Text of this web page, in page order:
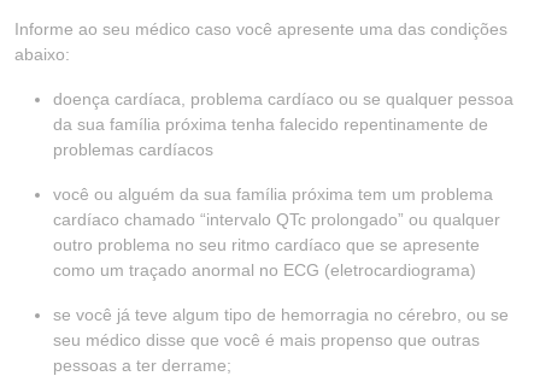
Informe ao seu médico caso você apresente uma das condições
abaixo:
doença cardíaca, problema cardíaco ou se qualquer pessoa
da sua família próxima tenha falecido repentinamente de
problemas cardíacos
você ou alguém da sua família próxima tem um problema
cardíaco chamado “intervalo QTc prolongado” ou qualquer
outro problema no seu ritmo cardíaco que se apresente
como um traçado anormal no ECG (eletrocardiograma)
se você já teve algum tipo de hemorragia no cérebro, ou se
seu médico disse que você é mais propenso que outras
pessoas a ter derrame;